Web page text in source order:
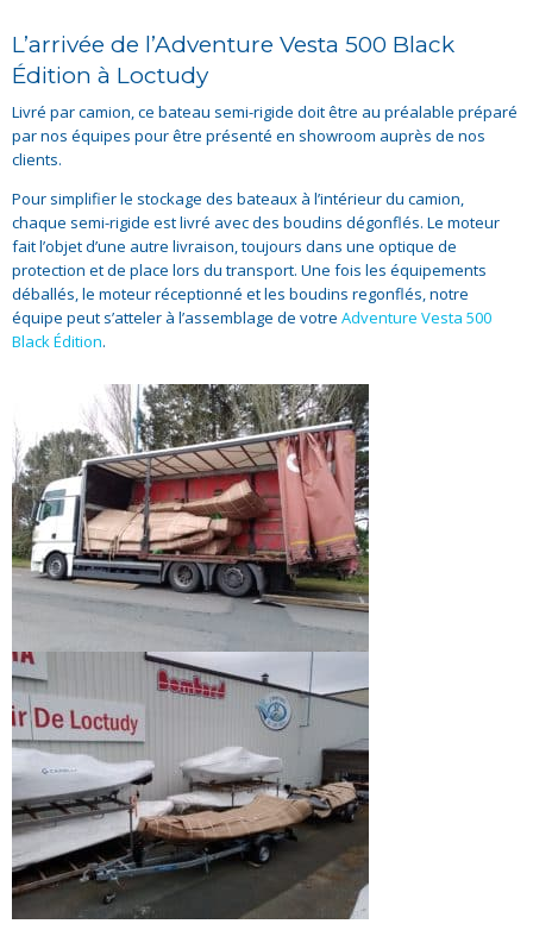
L’arrivée de l’Adventure Vesta 500 Black
Édition à Loctudy
Livré par camion, ce bateau semi-rigide doit être au préalable préparé
par nos équipes pour être présenté en showroom auprès de nos
clients.
Pour simplifier le stockage des bateaux à l’intérieur du camion,
chaque semi-rigide est livré avec des boudins dégonflés. Le moteur
fait l’objet d’une autre livraison, toujours dans une optique de
protection et de place lors du transport. Une fois les équipements
déballés, le moteur réceptionné et les boudins regonflés, notre
équipe peut s’atteler à l’assemblage de votre Adventure Vesta 500
Black Édition.